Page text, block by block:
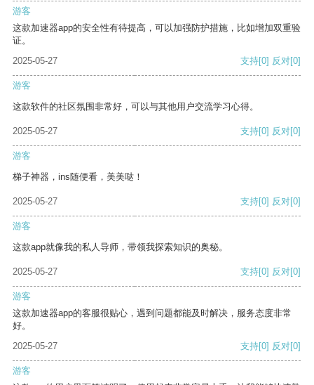
游客
这款加速器app的安全性有待提高，可以加强防护措施，比如增加双重验
证。
2025-05-27
支持[0] 反对[0]
游客
这款软件的社区氛围非常好，可以与其他用户交流学习心得。
2025-05-27 支持[0] 反对[0]
游客
梯子神器，ins随便看，美美哒！
2025-05-27 支持[0] 反对[0]
游客
这款app就像我的私人导师，带领我探索知识的奥秘。
2025-05-27 支持[0] 反对[0]
游客
这款加速器app的客服很贴心，遇到问题都能及时解决，服务态度非常
好。
2025-05-27
支持[0] 反对[0]
游客